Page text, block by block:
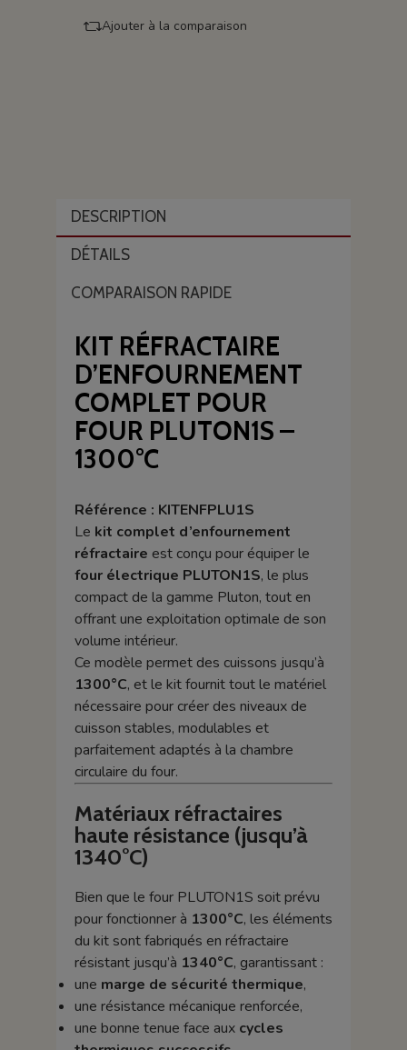
Ajouter à la comparaison
DESCRIPTION
DÉTAILS
COMPARAISON RAPIDE
KIT RÉFRACTAIRE
D’ENFOURNEMENT
COMPLET POUR
FOUR PLUTON1S –
1300°C
Référence : KITENFPLU1S
Le kit complet d’enfournement
réfractaire est conçu pour équiper le
four électrique PLUTON1S, le plus
compact de la gamme Pluton, tout en
offrant une exploitation optimale de son
volume intérieur.
Ce modèle permet des cuissons jusqu’à
1300°C, et le kit fournit tout le matériel
nécessaire pour créer des niveaux de
cuisson stables, modulables et
parfaitement adaptés à la chambre
circulaire du four.
Matériaux réfractaires
haute résistance (jusqu’à
1340°C)
Bien que le four PLUTON1S soit prévu
pour fonctionner à 1300°C, les éléments
du kit sont fabriqués en réfractaire
résistant jusqu’à 1340°C, garantissant :
une marge de sécurité thermique,
une résistance mécanique renforcée,
une bonne tenue face aux cycles